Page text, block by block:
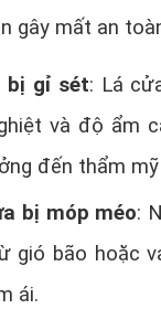
gây mất an
bị gỉ sét: Lá
và độ ẩm
đến thẩm
bị móp méo:
gió bão hoặc
ái.